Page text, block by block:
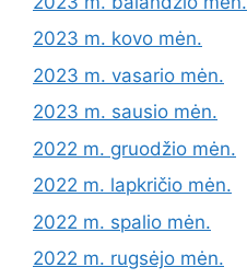
2023 m. kovo mėn.
2023 m. vasario mėn.
2023 m. sausio mėn.
2022 m. gruodžio mėn.
2022 m. lapkričio mėn.
2022 m. spalio mėn.
2022 m. rugsėjo mėn.